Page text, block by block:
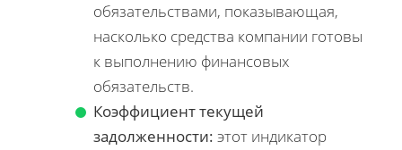
обязательствами, показывающая,
насколько средства компании готовы
к выполнению финансовых
обязательств.
Коэффициент текущей
задолженности: этот индикатор